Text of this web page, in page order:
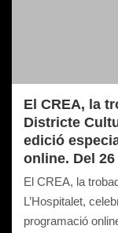
El CREA, la
Districte
edició
online. Del 26
El CREA, la
L’Hospitalet,
programació